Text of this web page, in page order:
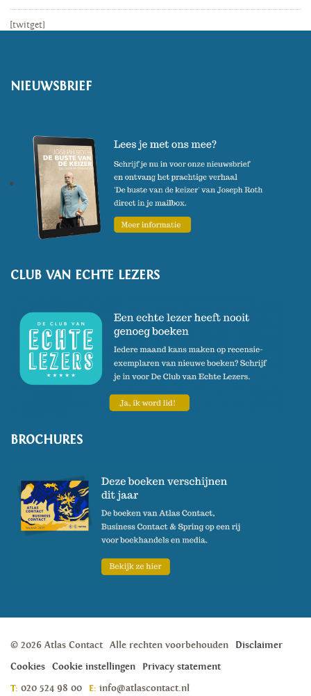
[twitget]
NIEUWSBRIEF
CLUB VAN ECHTE LEZERS
BROCHURES
© 2026 Atlas Contact Alle rechten voorbehouden
Disclaimer
Cookies
Cookie instellingen
Privacy statement
T: 020 524 98 00 E: info@atlascontact.nl